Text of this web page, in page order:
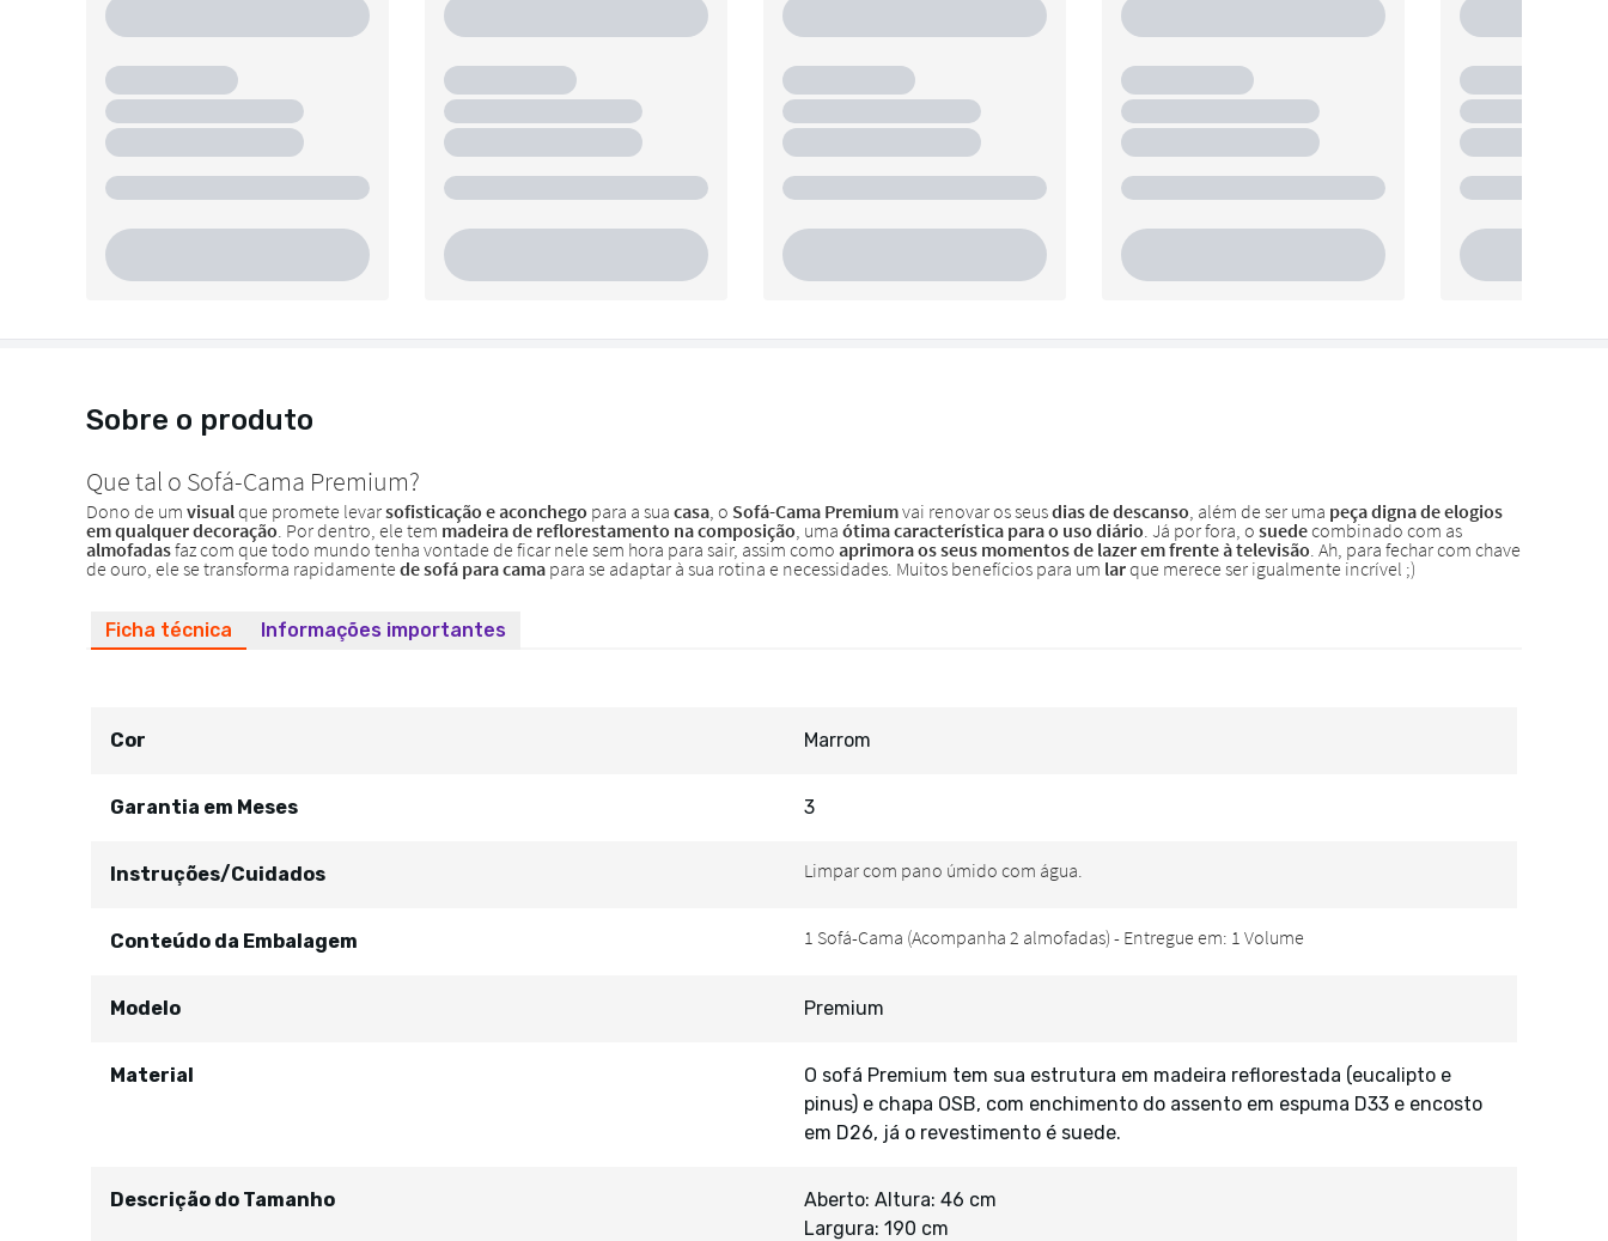
Sobre o produto
Ficha técnica Informações importantes
Cor Marrom
Garantia em Meses 3
Instruções/Cuidados
Conteúdo da Embalagem
Modelo Premium
Material
O sofá Premium tem sua estrutura em madeira reflorestada (eucalipto e
pinus) e chapa OSB, com enchimento do assento em espuma D33 e encosto
em D26, já o revestimento é suede.
Descrição do Tamanho
Aberto: Altura: 46 cm
Largura: 190 cm